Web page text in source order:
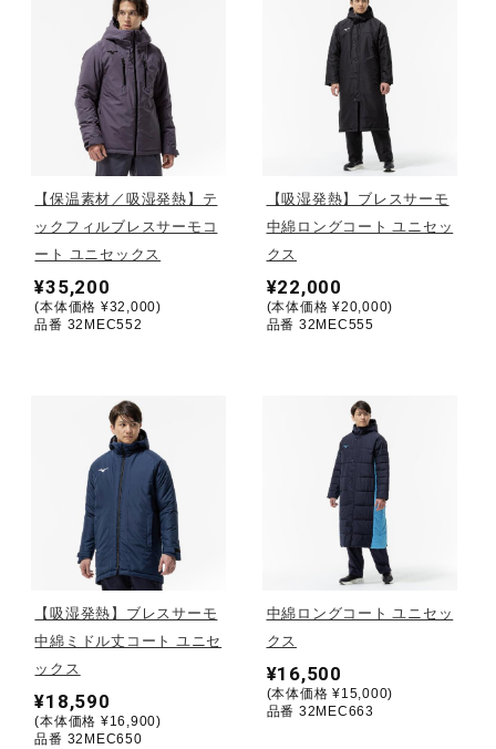
インナー
寝具／ミズノスリープ
アウトドア／レイン
サポーター
健康／エクササイズ
ジュニア／キッズ
メディカル
コラボ／ライセンス
セール
【保温素材／吸湿発熱】テ
ックフィルブレスサーモコ
ート ユニセックス
¥35,200
(本体価格 ¥32,000)
品番 32MEC552
【吸湿発熱】ブレスサーモ
中綿ロングコート ユニセッ
クス
¥22,000
(本体価格 ¥20,000)
品番 32MEC555
【吸湿発熱】ブレスサーモ
中綿ミドル丈コート ユニセ
ックス
¥18,590
(本体価格 ¥16,900)
品番 32MEC650
中綿ロングコート ユニセッ
クス
¥16,500
(本体価格 ¥15,000)
品番 32MEC663